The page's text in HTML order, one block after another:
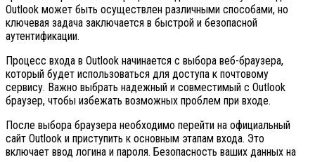
Outlook может быть осуществлен различными способами, но
ключевая задача заключается в быстрой и безопасной
аутентификации.
Процесс входа в Outlook начинается с выбора веб-браузера,
который будет использоваться для доступа к почтовому
сервису. Важно выбрать надежный и совместимый с Outlook
браузер, чтобы избежать возможных проблем при входе.
После выбора браузера необходимо перейти на официальный
сайт Outlook и приступить к основным этапам входа. Это
включает ввод логина и пароля. Безопасность ваших данных на